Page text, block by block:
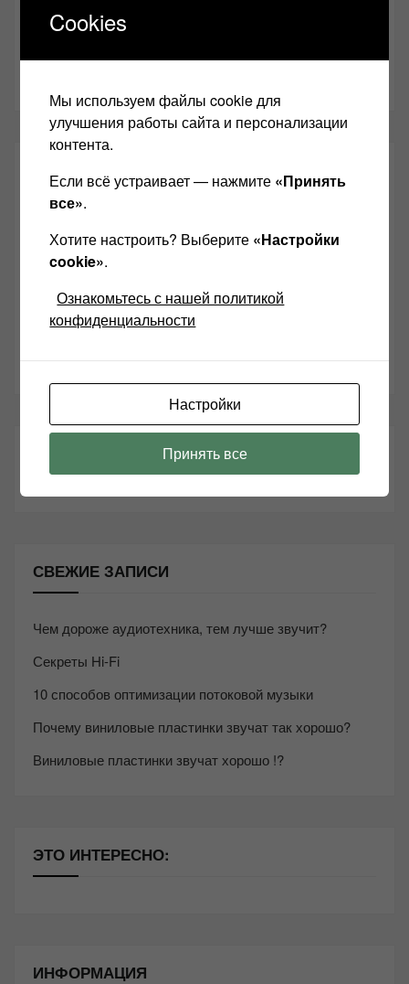
anl555@bk.ru
Винтажная Hi-Fi и High-End техника
Контакт
Одноклассники
Youtube
СВЕЖИЕ ЗАПИСИ
Чем дороже аудиотехника, тем лучше звучит?
Секреты Hi-Fi
10 способов оптимизации потоковой музыки
Почему виниловые пластинки звучат так хорошо?
Виниловые пластинки звучат хорошо !?
ЭТО ИНТЕРЕСНО:
ИНФОРМАЦИЯ
Cookies
Мы используем файлы cookie для
улучшения работы сайта и персонализации
контента.
Если всё устраивает — нажмите «Принять
все».
Хотите настроить? Выберите «Настройки
cookie».
Ознакомьтесь с нашей политикой
конфиденциальности
Настройки
Принять все